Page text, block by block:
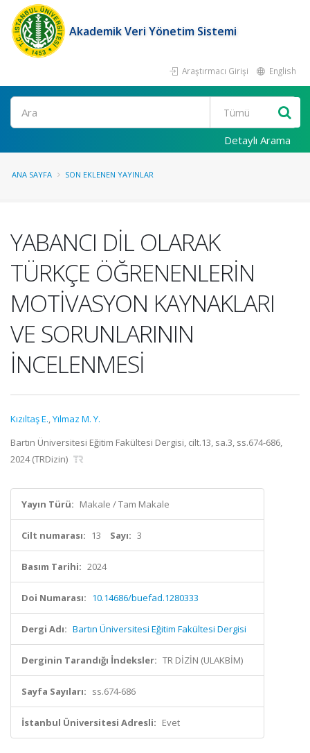
Akademik Veri Yönetim Sistemi
Araştırmacı Girişi English
Ara
Detaylı Arama
ANA SAYFA SON EKLENEN YAYINLAR
YABANCI DİL OLARAK
TÜRKÇE ÖĞRENENLERİN
MOTİVASYON KAYNAKLARI
VE SORUNLARININ
İNCELENMESİ
Kızıltaş E.,Yılmaz M. Y.
Bartın Üniversitesi Eğitim Fakültesi Dergisi, cilt.13, sa.3, ss.674-686,
2024 (TRDizin)
Yayın Türü: Makale / Tam Makale
Cilt numarası: 13 Sayı: 3
Basım Tarihi: 2024
Doi Numarası: 10.14686/buefad.1280333
Dergi Adı: Bartın Üniversitesi Eğitim Fakültesi Dergisi
Derginin Tarandığı İndeksler: TR DİZİN (ULAKBİM)
Sayfa Sayıları: ss.674-686
İstanbul Üniversitesi Adresli: Evet